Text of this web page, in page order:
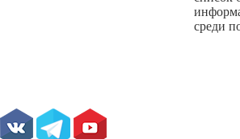
среди